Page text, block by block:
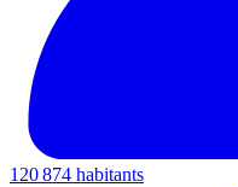
120 874 habitants